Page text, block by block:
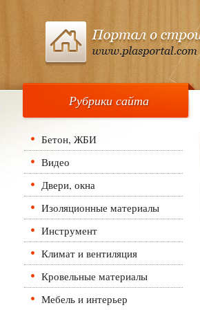
Рубрики сайта
Бетон, ЖБИ
Видео
Двери, окна
Изоляционные материалы
Инструмент
Климат и вентиляция
Кровельные материалы
Мебель и интерьер